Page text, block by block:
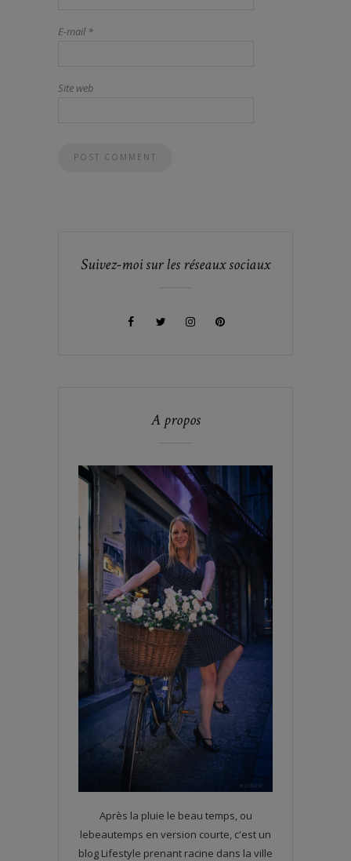
E-mail*
Site web
Suivez-moi sur les réseaux sociaux
A propos
Après la pluie le beau temps, ou
lebeautemps en version courte, c'est un
blog Lifestyle prenant racine dans la ville